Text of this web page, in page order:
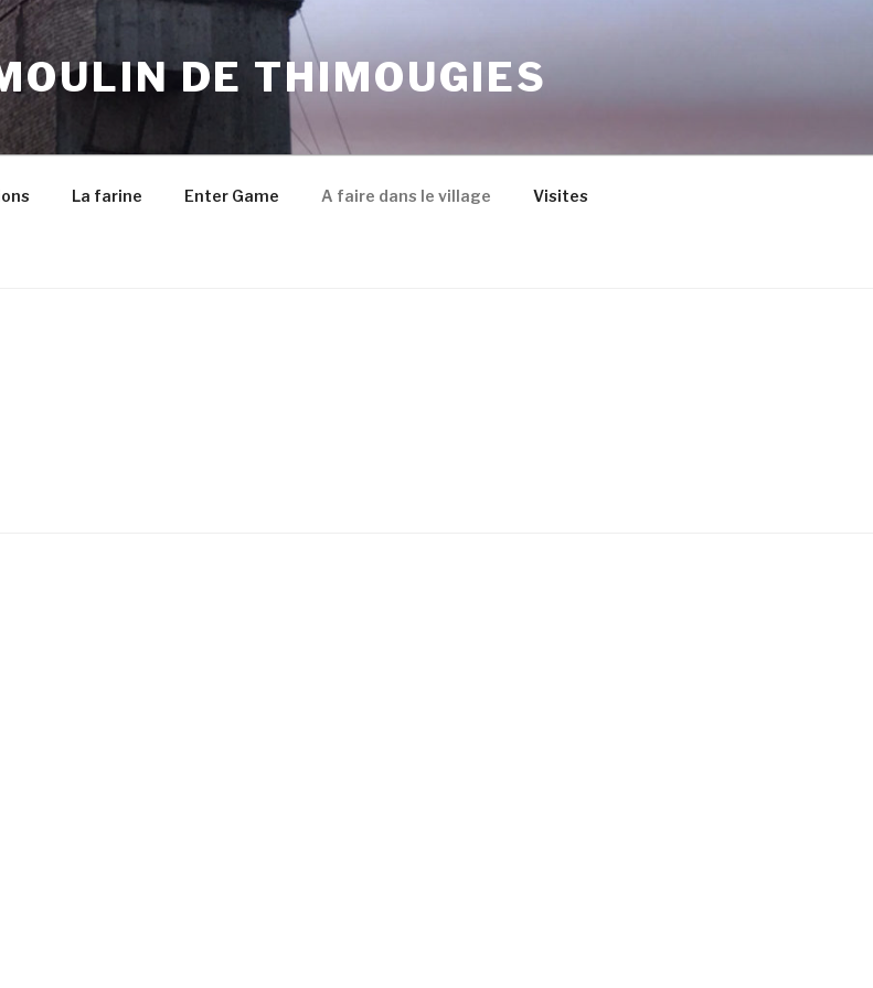
DE THIMOUGIES
La farine Enter Game A faire dans le village Visites